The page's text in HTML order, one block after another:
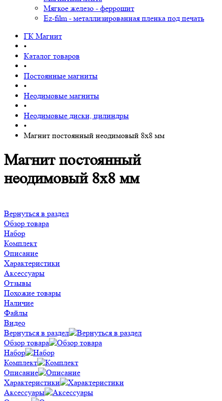
Мягкое железо - феррошит
Ez-film - металлизированная пленка под печать
ГК Магнит
•
Каталог товаров
•
Постоянные магниты
•
Неодимовые магниты
•
Неодимовые диски, цилиндры
•
Магнит постоянный неодимовый 8х8 мм
Магнит постоянный
неодимовый 8х8 мм
Вернуться в раздел
Обзор товара
Набор
Комплект
Описание
Характеристики
Аксессуары
Отзывы
Похожие товары
Наличие
Файлы
Видео
Вернуться в раздел
Обзор товара
Набор
Комплект
Описание
Характеристики
Аксессуары